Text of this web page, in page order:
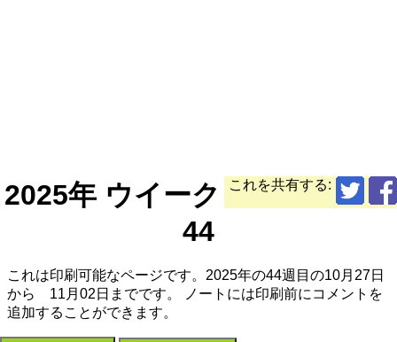
これを共有する:
2025年 ウイーク
44
これは印刷可能なページです。2025年の44週目の10月27日
から 11月02日までです。 ノートには印刷前にコメントを
追加することができます。